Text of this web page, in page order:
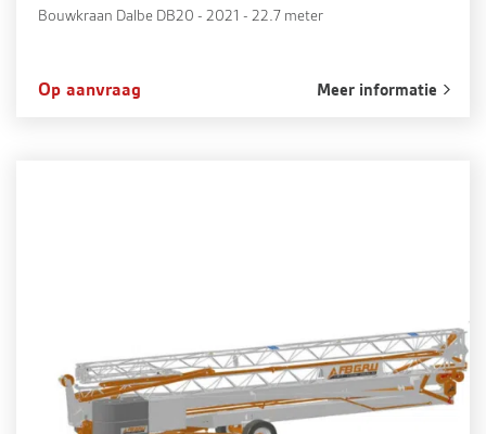
Bouwkraan Dalbe DB20 - 2021 - 22.7 meter
Op aanvraag Meer informatie